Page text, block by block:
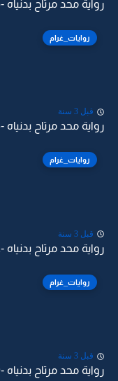
رواية محد مرتاح بدنياه -45
روايات_غرام
قبل 3 سنة
رواية محد مرتاح بدنياه -43
روايات_غرام
قبل 3 سنة
رواية محد مرتاح بدنياه -41
روايات_غرام
قبل 3 سنة
رواية محد مرتاح بدنياه -39